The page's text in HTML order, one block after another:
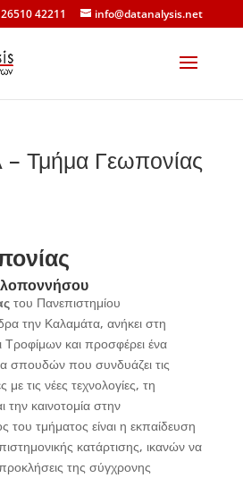
42211 info@datanalysis.net
Τμήμα Γεωπονίας
του Πανεπιστημίου
την Καλαμάτα, ανήκει στη
και προσφέρει ένα
σπουδών που συνδυάζει τις
τις νέες τεχνολογίες, τη
την καινοτομία στην
του τμήματος είναι η εκπαίδευση
κατάρτισης, ικανών να
της σύγχρονης